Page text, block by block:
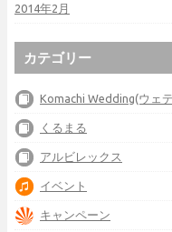
2014年2月
カテゴリー
Komachi Wedding(ウェ
くるまる
アルビレックス
イベント
キャンペーン